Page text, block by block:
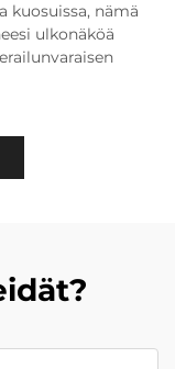
kuosuissa, nämä
ulkonäköä